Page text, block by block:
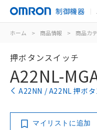
制御機器
ホーム > 商品情報 > 商品カ
押ボタンスイッチ
A22NL-
A22NN / A22NL 押ボ
マイリストに追加